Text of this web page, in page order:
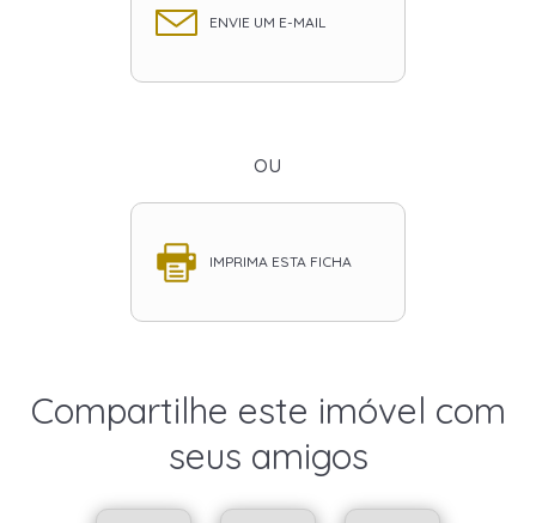
ENVIE UM E-MAIL
ou
IMPRIMA ESTA FICHA
Compartilhe este imóvel com
seus amigos